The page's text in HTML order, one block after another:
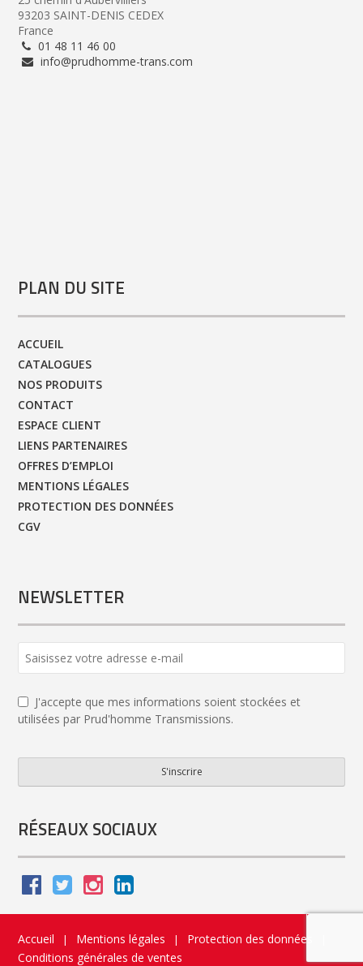
93203 SAINT-DENIS CEDEX
France
01 48 11 46 00
info@prudhomme-trans.com
PLAN DU SITE
ACCUEIL
CATALOGUES
NOS PRODUITS
CONTACT
ESPACE CLIENT
LIENS PARTENAIRES
OFFRES D’EMPLOI
MENTIONS LÉGALES
PROTECTION DES DONNÉES
CGV
NEWSLETTER
J'accepte que mes informations soient stockées et
utilisées par Prud'homme Transmissions.
S'inscrire
Number *
RÉSEAUX SOCIAUX
Accueil | Mentions légales | Protection des données
Conditions générales de ventes